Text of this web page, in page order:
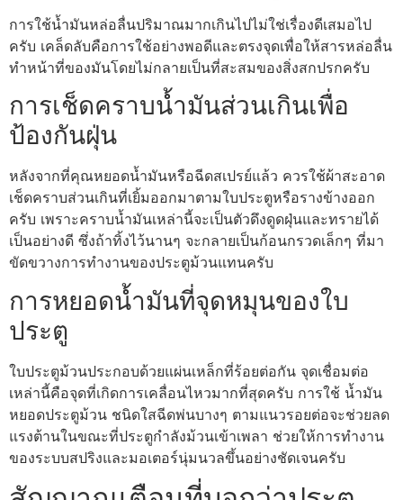
การใช้น้ำมันหล่อลื่นปริมาณมากเกินไปไม่ใช่เรื่องดีเสมอไป
ครับ เคล็ดลับคือการใช้อย่างพอดีและตรงจุดเพื่อให้สารหล่อลื่น
ทำหน้าที่ของมันโดยไม่กลายเป็นที่สะสมของสิ่งสกปรกครับ
การเช็ดคราบน้ำมันส่วนเกินเพื่อ
ป้องกันฝุ่น
หลังจากที่คุณหยอดน้ำมันหรือฉีดสเปรย์แล้ว ควรใช้ผ้าสะอาด
เช็ดคราบส่วนเกินที่เยิ้มออกมาตามใบประตูหรือรางข้างออก
ครับ เพราะคราบน้ำมันเหล่านี้จะเป็นตัวดึงดูดฝุ่นและทรายได้
เป็นอย่างดี ซึ่งถ้าทิ้งไว้นานๆ จะกลายเป็นก้อนกรวดเล็กๆ ที่มา
ขัดขวางการทำงานของประตูม้วนแทนครับ
การหยอดน้ำมันที่จุดหมุนของใบ
ประตู
ใบประตูม้วนประกอบด้วยแผ่นเหล็กที่ร้อยต่อกัน จุดเชื่อมต่อ
เหล่านี้คือจุดที่เกิดการเคลื่อนไหวมากที่สุดครับ การใช้ น้ำมัน
หยอดประตูม้วน ชนิดใสฉีดพ่นบางๆ ตามแนวรอยต่อจะช่วยลด
แรงต้านในขณะที่ประตูกำลังม้วนเข้าเพลา ช่วยให้การทำงาน
ของระบบสปริงและมอเตอร์นุ่มนวลขึ้นอย่างชัดเจนครับ